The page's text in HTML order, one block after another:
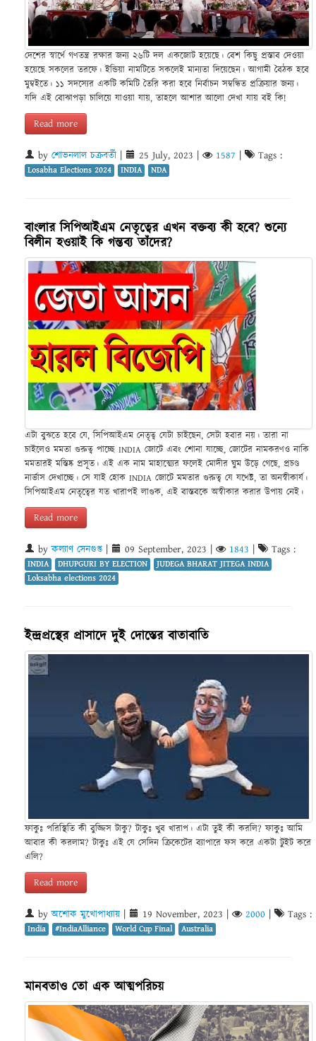
দেশের স্বার্থে গণতন্ত্র রক্ষার জন্য ২৬টি দল একজোট হয়েছে। বেশ কিছু প্রস্তাব দেওয়া
হয়েছে সকলের তরফে। ইন্ডিয়া নামটিতে সকলেই মান্যতা দিয়েছেন। আগামী বৈঠক হবে
মুম্বইতে। ১১ সদস্যের একটি কমিটি তৈরি করা হবে নির্বাচন সম্বন্ধিত প্রক্রিয়ার জন্য।
যদি এই বোঝাপড়া চালিয়ে যাওয়া যায়, তাহলে আশার আলো দেখা যায় বই কি!
Read more
by শোভনলাল চক্রবর্তী 25 July, 2023 1587 Tags :
Losabha Elections 2024 INDIA NDA
বাংলার সিপিআইএম নেতৃত্বের এখন বক্তব্য কী হবে? শুন্যে
বিলীন হওয়াই কি গন্তব্য তাঁদের?
এটা বুঝতে হবে যে, সিপিআইএম নেতৃত্ব যেটা চাইছেন, সেটা হবার নয়। তারা না
চাইলেও মমতা গুরুত্ব পাচ্ছে INDIA জোটে এবং শোনা যাচ্ছে, জোটের নামকরণও নাকি
মমতারই মস্তিষ্ক প্রসূত। এই এক নাম মাহাত্ম্যের ফলেই মোদীর ঘুম উড়ে গেছে, প্রচণ্ড
নার্ভাস দেখাচ্ছে। সে যাই হোক INDIA জোটে মমতার গুরুত্ব যে যথেষ্ট, তা অনস্বীকার্য।
সিপিআইএম নেতৃত্বের যত খারাপই লাগুক, এই বাস্তবকে অস্বীকার করার উপায় নেই।
Read more
byকল্যাণ সেনগুপ্ত 09 September, 2023 1843 Tags :
INDIA DHUPGURI BY ELECTION
JUDEGA BHARAT JITEGA INDIA
Loksabha elections 2024
ইন্দ্রপ্রস্থের প্রাসাদে দুই দোস্তের বাতাবাতি
ফাকুঃ পরিস্থিতি কী বুজ্জিস টাকু? টাকুঃ খুব খারাপ। এটা তুই কী করলি? ফাকুঃ আমি
আবার কী করলাম? টাকুঃ এই যে সেদিন ক্রিকেটের ব্যাপারে ফস করে একটা টুইট করে
এলি?
Read more
byঅশোক মুখোপাধ্যায় 19 November, 2023 2000 Tags :
India #IndiaAlliance World Cup Final Australia
মানবতাও তো এক আত্মপরিচয়